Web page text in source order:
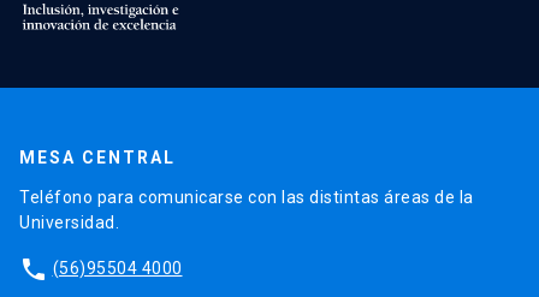
MESA CENTRAL
Teléfono para comunicarse con las distintas áreas de la
Universidad.
phone (56)95504 4000